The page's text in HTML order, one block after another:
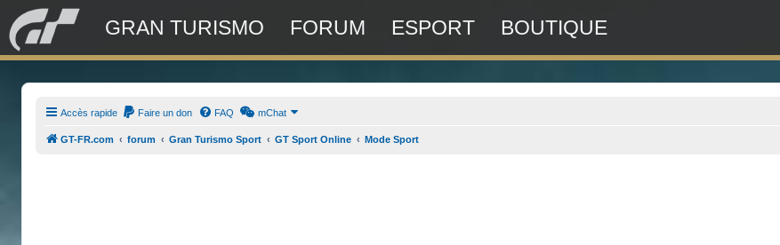
GRAN TURISMO FORUM ESPORT BOUTIQUE
Accès rapide Faire un don FAQ mChat
GT-FR.com forum Gran Turismo Sport GT Sport Online Mode Sport